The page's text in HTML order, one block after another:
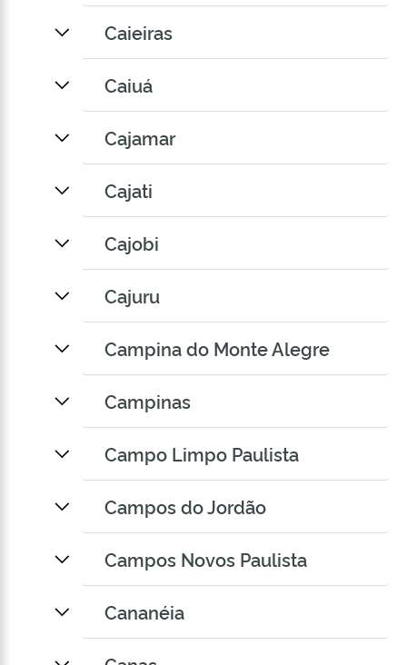
Caieiras
Caiuá
Cajamar
Cajati
Cajobi
Cajuru
Campina do Monte Alegre
Campinas
Campo Limpo Paulista
Campos do Jordão
Campos Novos Paulista
Cananéia